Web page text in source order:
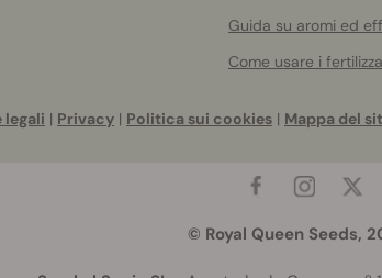
Guida su aromi ed
Come usare i
legali | Privacy | Politica sui cookies | Mappa del
© Royal Queen Seeds,